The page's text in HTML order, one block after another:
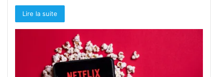
Lire la suite